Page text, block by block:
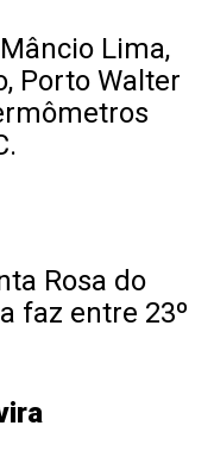
Lima,
Porto Walter
Rosa do
faz entre 23º